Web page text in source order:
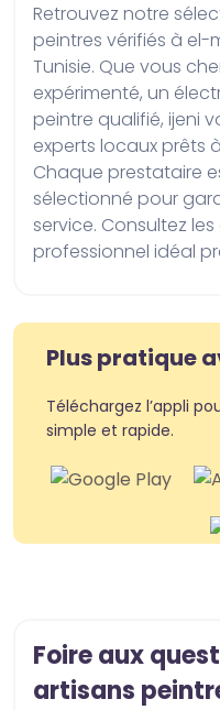
Retrouvez notre sélection des meilleurs artisans
peintres vérifiés à el-
Tunisie. Que vous
expérimenté, un
peintre qualifié, ijeni
experts locaux prêts
Chaque prestataire
sélectionné pour
service. Consultez
professionnel idéal
Plus pratique
Téléchargez l’appli pour une expérience encore plus
simple et rapide.
Foire aux
artisans